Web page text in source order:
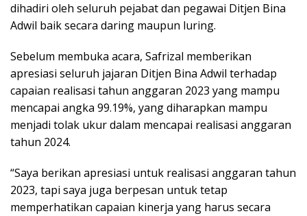
dihadiri oleh seluruh pejabat dan pegawai Ditjen Bina
Adwil baik secara daring maupun luring.
Sebelum membuka acara, Safrizal memberikan
apresiasi seluruh jajaran Ditjen Bina Adwil terhadap
capaian realisasi tahun anggaran 2023 yang mampu
mencapai angka 99.19%, yang diharapkan mampu
menjadi tolak ukur dalam mencapai realisasi anggaran
tahun 2024.
“Saya berikan apresiasi untuk realisasi anggaran tahun
2023, tapi saya juga berpesan untuk tetap
memperhatikan capaian kinerja yang harus secara